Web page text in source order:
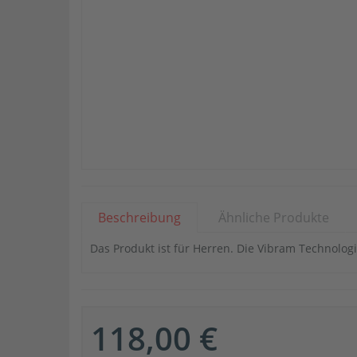
Beschreibung Ähnliche Produkte
Das Produkt ist für Herren. Die Vibram
118,00 €